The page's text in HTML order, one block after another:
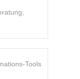
Tools